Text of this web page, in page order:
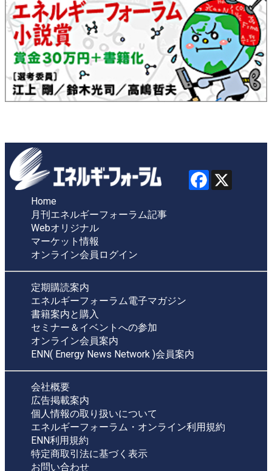
Home
月刊エネルギーフォーラム記事
Webオリジナル
マーケット情報
オンライン会員ログイン
定期購読案内
エネルギーフォーラム電子マガジン
書籍案内と購入
セミナー＆イベントへの参加
オンライン会員案内
ENN( Energy News Network )会員案内
会社概要
広告掲載案内
個人情報の取り扱いについて
エネルギーフォーラム・オンライン利用規約
ENN利用規約
特定商取引法に基づく表示
お問い合わせ